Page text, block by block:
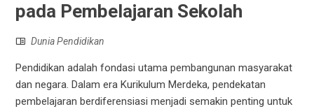
pada Pembelajaran Sekolah
Dunia Pendidikan
Pendidikan adalah fondasi utama pembangunan masyarakat
dan negara. Dalam era Kurikulum Merdeka, pendekatan
pembelajaran berdiferensiasi menjadi semakin penting untuk